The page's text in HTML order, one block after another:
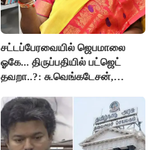
சட்டப்பேரவையில் ஜெபமாலை
ஓகே... திருப்பதியில் பட்ஜெட்
தவறா..?: சு.வெங்கடேசன்,
கேள்வி..!